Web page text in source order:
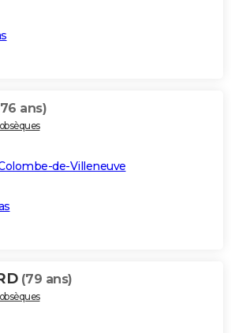
ans)
de-Villeneuve
(79 ans)